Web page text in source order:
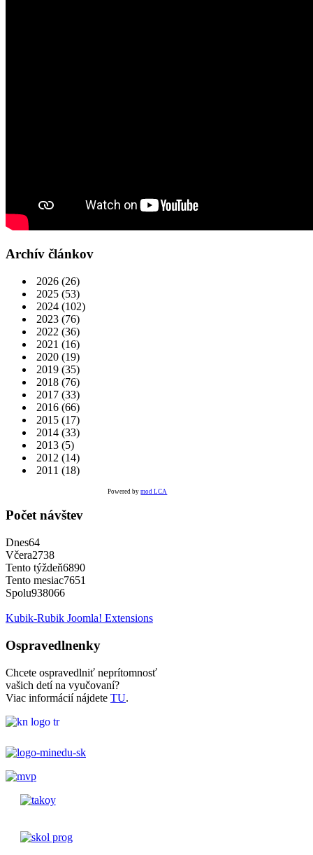
Archív článkov
2026 (26)
2025 (53)
2024 (102)
2023 (76)
2022 (36)
2021 (16)
2020 (19)
2019 (35)
2018 (76)
2017 (33)
2016 (66)
2015 (17)
2014 (33)
2013 (5)
2012 (14)
2011 (18)
Powered bymod LCA
Počet návštev
Dnes64
Včera2738
Tento týždeň6890
Tento mesiac7651
Spolu938066
Kubik-Rubik Joomla! Extensions
Ospravedlnenky
Chcete ospravedlniť neprítomnosť
vašich detí na vyučovaní?
Viac informácií nájdete TU.